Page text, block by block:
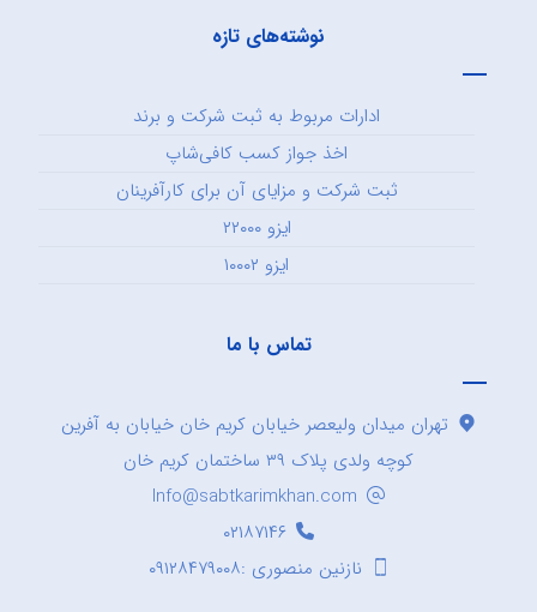
نوشته‌های تازه
ادارات مربوط به ثبت شرکت و برند
اخذ جواز کسب کافی‌شاپ
ثبت شرکت و مزایای آن برای کارآفرینان
ایزو ۲۲۰۰۰
ایزو ۱۰۰۰۲
تماس با ما
تهران میدان ولیعصر خیابان کریم خان خیابان به آفرین
کوچه ولدی پلاک ۳۹ ساختمان کریم خان
Info@sabtkarimkhan.com
۰۲۱۸۷۱۴۶
نازنین منصوری :۰۹۱۲۸۴۷۹۰۰۸